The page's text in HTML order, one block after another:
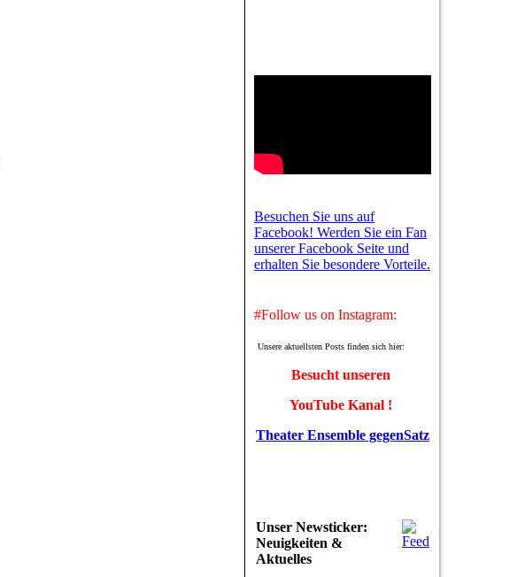
Besuchen Sie uns auf
Facebook! Werden Sie ein Fan
unserer Facebook Seite und
erhalten Sie besondere Vorteile.
#Follow us on Instagram:
Unsere aktuellsten Posts finden sich hier:
Besucht unseren
YouTube Kanal !
Theater Ensemble gegenSatz
Unser Newsticker:
Neuigkeiten &
Aktuelles